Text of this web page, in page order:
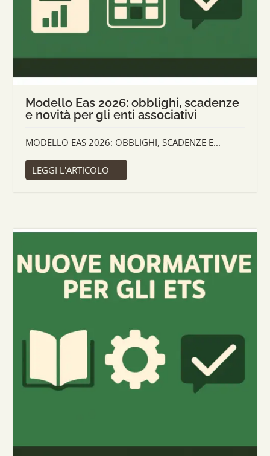
Modello Eas 2026: obblighi, scadenze
e novità per gli enti associativi
MODELLO EAS 2026: OBBLIGHI, SCADENZE E...
LEGGI L'ARTICOLO